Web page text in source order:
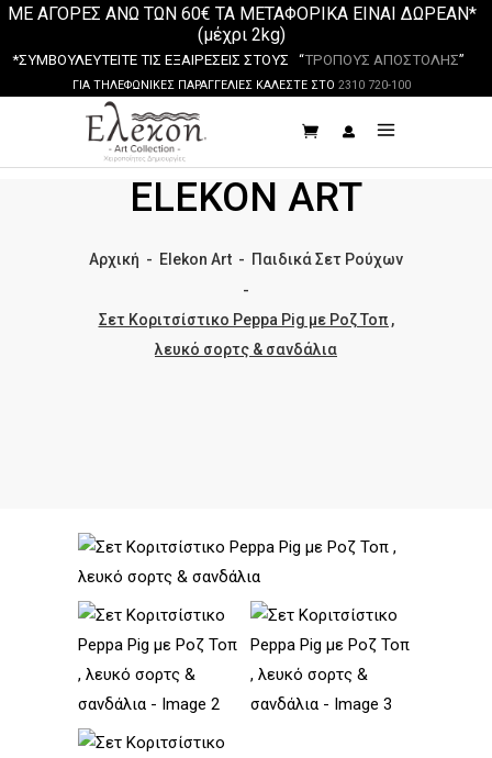
ΜΕ ΑΓΟΡΕΣ ΑΝΩ ΤΩΝ 60€ ΤΑ ΜΕΤΑΦΟΡΙΚΑ ΕΙΝΑΙ ΔΩΡΕΑΝ*
(μέχρι 2kg)
*ΣΥΜΒΟΥΛΕΥΤΕΙΤΕ ΤΙΣ ΕΞΑΙΡΕΣΕΙΣ ΣΤΟΥΣ “ΤΡΟΠΟΥΣ ΑΠΟΣΤΟΛΗΣ”
ΓΙΑ ΤΗΛΕΦΩΝΙΚΕΣ ΠΑΡΑΓΓΕΛΙΕΣ ΚΑΛΕΣΤΕ ΣΤΟ 2310 720-100
ELEKON ART
Αρχική - Elekon Art - Παιδικά Σετ Ρούχων
-
Σετ Κοριτσίστικο Peppa Pig με Ροζ Τοπ ,
λευκό σορτς & σανδάλια